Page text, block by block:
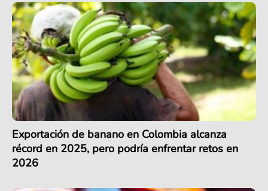
Exportación de banano en Colombia alcanza
récord en 2025, pero podría enfrentar retos en
2026